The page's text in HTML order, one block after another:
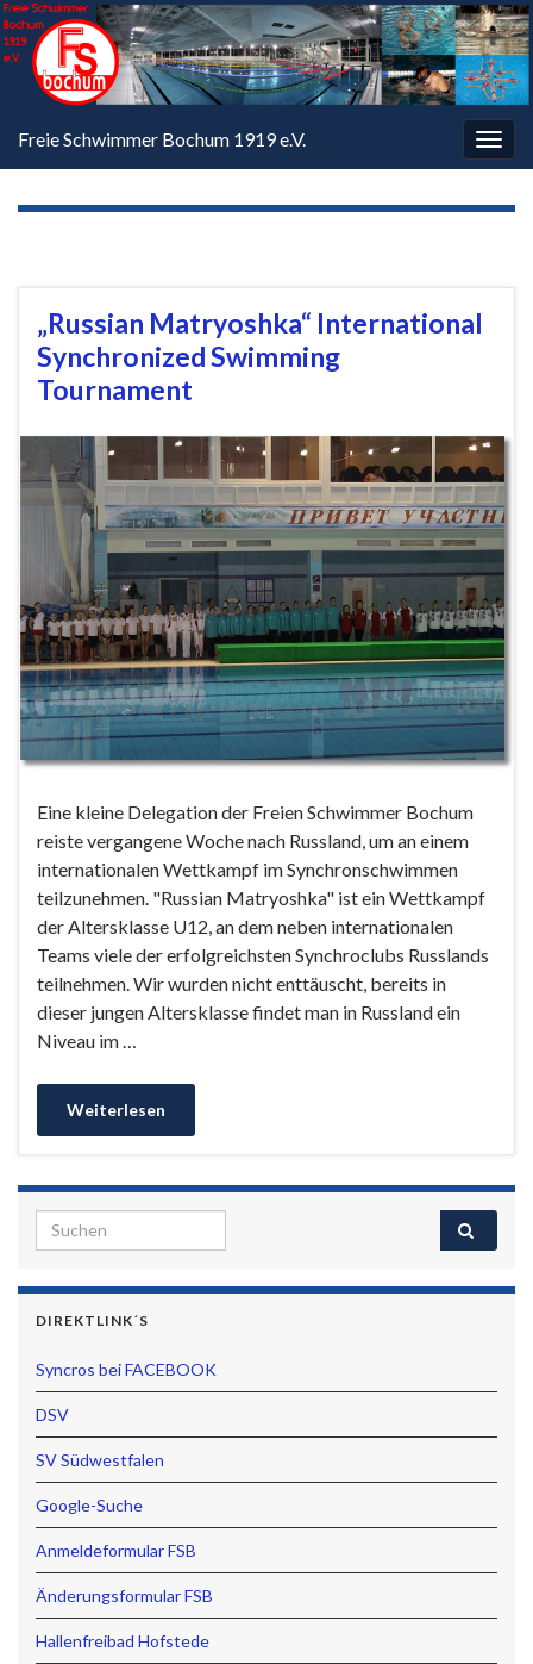
Freie Schwimmer Bochum 1919 e.V.
„Russian Matryoshka“ International
Synchronized Swimming
Tournament
Eine kleine Delegation der Freien Schwimmer Bochum
reiste vergangene Woche nach Russland, um an einem
internationalen Wettkampf im Synchronschwimmen
teilzunehmen. "Russian Matryoshka" ist ein Wettkampf
der Altersklasse U12, an dem neben internationalen
Teams viele der erfolgreichsten Synchroclubs Russlands
teilnehmen. Wir wurden nicht enttäuscht, bereits in
dieser jungen Altersklasse findet man in Russland ein
Niveau im …
Weiterlesen
Search for:
DIREKTLINK´S
Syncros bei FACEBOOK
DSV
SV Südwestfalen
Google-Suche
Anmeldeformular FSB
Änderungsformular FSB
Hallenfreibad Hofstede